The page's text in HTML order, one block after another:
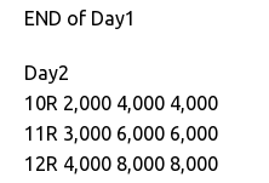
END of Day1
Day2
10R 2,000 4,000 4,000
11R 3,000 6,000 6,000
12R 4,000 8,000 8,000